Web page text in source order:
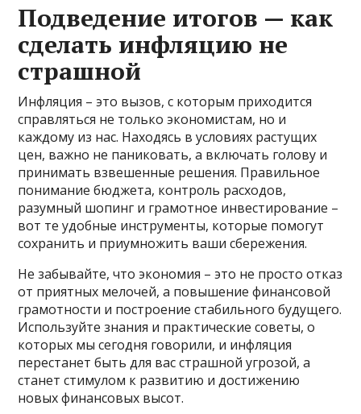
Подведение итогов — как
сделать инфляцию не
страшной
Инфляция – это вызов, с которым приходится
справляться не только экономистам, но и
каждому из нас. Находясь в условиях растущих
цен, важно не паниковать, а включать голову и
принимать взвешенные решения. Правильное
понимание бюджета, контроль расходов,
разумный шопинг и грамотное инвестирование –
вот те удобные инструменты, которые помогут
сохранить и приумножить ваши сбережения.
Не забывайте, что экономия – это не просто отказ
от приятных мелочей, а повышение финансовой
грамотности и построение стабильного будущего.
Используйте знания и практические советы, о
которых мы сегодня говорили, и инфляция
перестанет быть для вас страшной угрозой, а
станет стимулом к развитию и достижению
новых финансовых высот.